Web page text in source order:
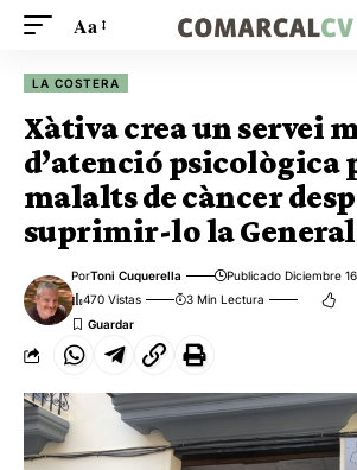
Aa
LA COSTERA
Xàtiva crea un servei
d’atenció psicològica
malalts de càncer
suprimir-lo la
PorToni Cuquerella
Publicado Diciembre
470 Vistas
3 Min Lectura